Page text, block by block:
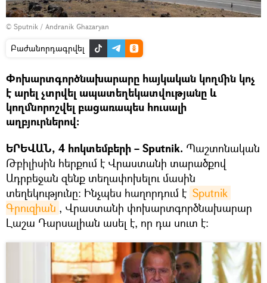
© Sputnik / Andranik Ghazaryan
Բաժանորդագրվել
Փոխարտգործնախարարը հայկական կողմին կոչ
է արել չտրվել ապատեղեկատվությանը և
կողմնորոշվել բացառապես հուսալի
աղբյուրներով։
ԵՐԵՎԱՆ, 4 հոկտեմբերի – Sputnik. Պաշտոնական
Թբիլիսին հերքում է Վրաստանի տարածքով
Ադրբեջան զենք տեղափոխելու մասին
տեղեկությունը: Ինչպես հաղորդում է Sputnik
Գրուզիան , Վրաստանի փոխարտգործնախարար
Լաշա Դարսալիան ասել է, որ դա սուտ է։